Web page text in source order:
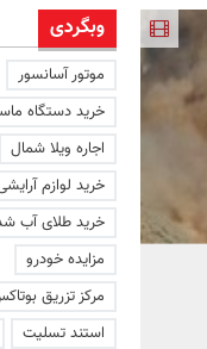
کشتی‌ جنگ
عمق آب
وبگردی
موتور آسانسور
خرید دستگاه
اجاره ویلا شمال
خرید لوازم
خرید طلای آب
مزایده خودرو
مرکز تزریق
استند تسلیت